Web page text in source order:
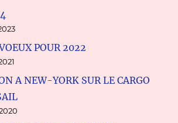
POUR 2022
A NEW-YORK SUR LE CARGO